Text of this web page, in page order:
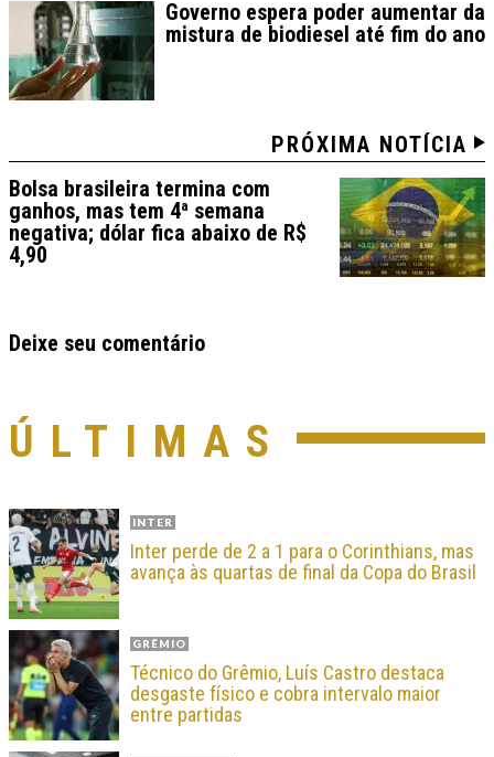
Governo espera poder aumentar da
mistura de biodiesel até fim do ano
PRÓXIMA NOTÍCIA
Bolsa brasileira termina com
ganhos, mas tem 4ª semana
negativa; dólar fica abaixo de R$
4,90
Deixe seu comentário
ÚLTIMAS
INTER
Inter perde de 2 a 1 para o Corinthians, mas
avança às quartas de final da Copa do Brasil
GRÊMIO
Técnico do Grêmio, Luís Castro destaca
desgaste físico e cobra intervalo maior
entre partidas